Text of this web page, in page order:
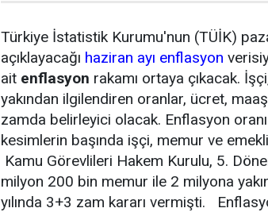
Türkiye İstatistik Kurumu'nun (TÜİK)
açıklayacağı haziran ayı enflasyon
ait enflasyon rakamı ortaya çıkacak.
yakından ilgilendiren oranlar, ücret,
zamda belirleyici olacak. Enflasyon
kesimlerin başında işçi, memur ve
Kamu Görevlileri Hakem Kurulu, 5.
milyon 200 bin memur ile 2 milyona
yılında 3+3 zam kararı vermişti.